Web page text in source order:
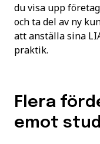
du visa upp
och ta del av ny
att anställa sina
praktik.
Flera
emot